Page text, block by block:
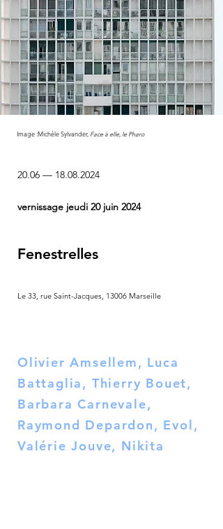
Image :Michèle Sylvander, Face à elle, le Pharo
20.06 — 18.08.2024
vernissage jeudi 20 juin 2024
Fenestrelles
Le 33, rue Saint-Jacques, 13006 Marseille
Olivier Amsellem, Luca
Battaglia, Thierry Bouet,
Barbara Carnevale,
Raymond Depardon, Evol,
Valérie Jouve, Nikita